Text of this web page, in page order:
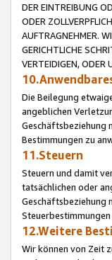
DER EINTREIBUNG
ODER
AUFTRAGNEHMER.
GERICHTLICHE
VERTEIDIGEN, ODER
Die Beilegung
angeblichen
Geschäftsbeziehung
Bestimmungen zu
11.Steuern
Steuern und damit
tatsächlichen oder
Geschäftsbeziehung
Steuerbestimmungen
12.Weitere
Wir können von Zeit